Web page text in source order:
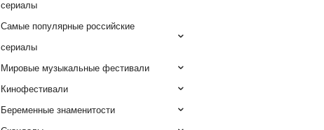
сериалы
Самые популярные российские
сериалы
Мировые музыкальные фестивали
Кинофестивали
Беременные знаменитости